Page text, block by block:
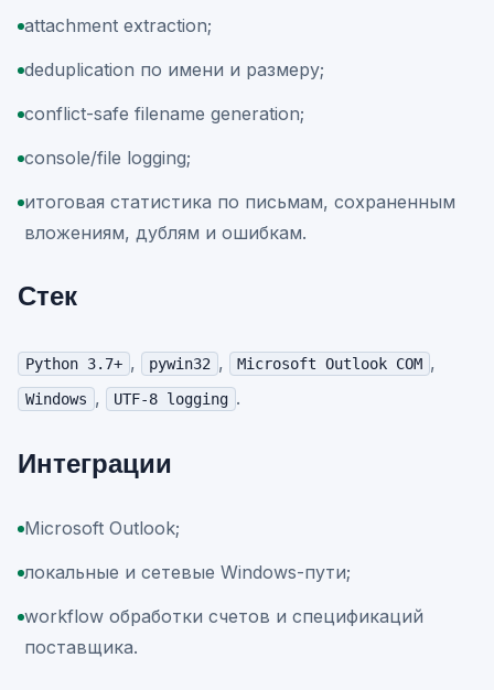
attachment extraction;
deduplication по имени и размеру;
conflict-safe filename generation;
console/file logging;
итоговая статистика по письмам, сохраненным
вложениям, дублям и ошибкам.
Стек
Python 3.7+ , pywin32 , Microsoft Outlook COM ,
Windows , UTF-8 logging .
Интеграции
Microsoft Outlook;
локальные и сетевые Windows-пути;
workflow обработки счетов и спецификаций
поставщика.